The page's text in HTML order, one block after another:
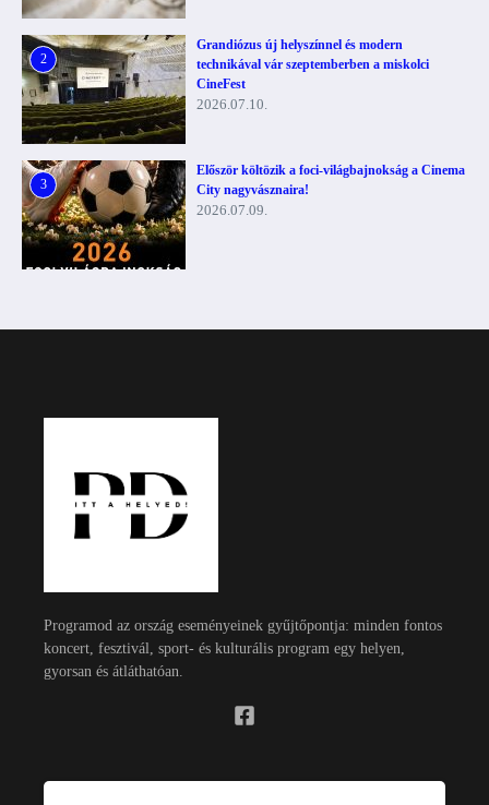
2
Grandiózus új helyszínnel és modern
technikával vár szeptemberben a miskolci
CineFest
2026.07.10.
3
Először költözik a foci-világbajnokság a Cinema
City nagyvásznaira!
2026.07.09.
Programod az ország eseményeinek gyűjtőpontja: minden fontos
koncert, fesztivál, sport- és kulturális program egy helyen,
gyorsan és átláthatóan.